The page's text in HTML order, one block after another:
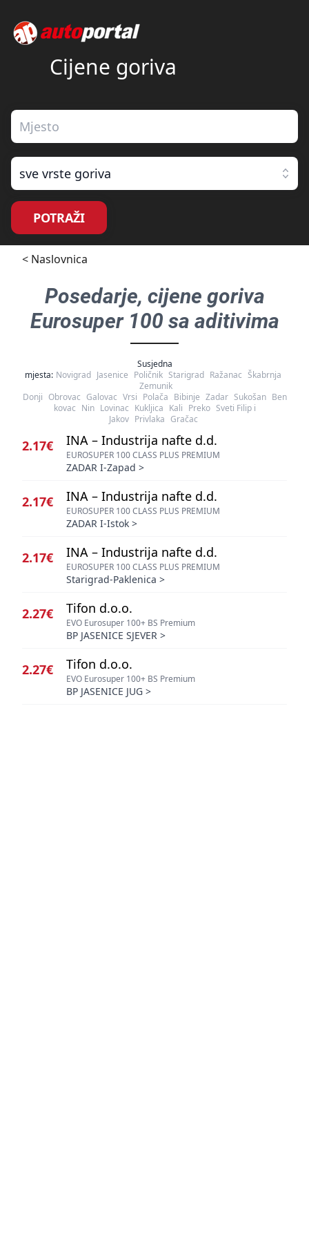
Cijene goriva
sve vrste goriva
POTRAŽI
< Naslovnica
Posedarje, cijene goriva
Eurosuper 100 sa aditivima
Susjedna
mjesta: Novigrad Jasenice Poličnik Starigrad Ražanac Škabrnja
Zemunik
Donji Obrovac Galovac Vrsi Polača Bibinje Zadar Sukošan Ben
kovac Nin Lovinac Kukljica Kali Preko Sveti Filip i
Jakov Privlaka Gračac
2.17€ INA – Industrija nafte d.d.
EUROSUPER 100 CLASS PLUS PREMIUM
ZADAR I-Zapad >
2.17€ INA – Industrija nafte d.d.
EUROSUPER 100 CLASS PLUS PREMIUM
ZADAR I-Istok >
2.17€ INA – Industrija nafte d.d.
EUROSUPER 100 CLASS PLUS PREMIUM
Starigrad-Paklenica >
2.27€ Tifon d.o.o.
EVO Eurosuper 100+ BS Premium
BP JASENICE SJEVER >
2.27€ Tifon d.o.o.
EVO Eurosuper 100+ BS Premium
BP JASENICE JUG >